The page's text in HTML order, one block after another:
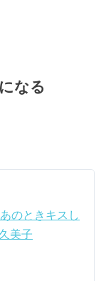
なる
のときキスし
美子